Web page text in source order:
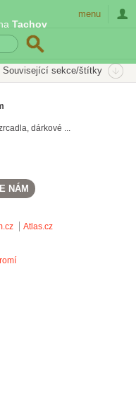
Tachov
menu
Související sekce/štítky
dárkové ...
NÁM
Atlas.cz